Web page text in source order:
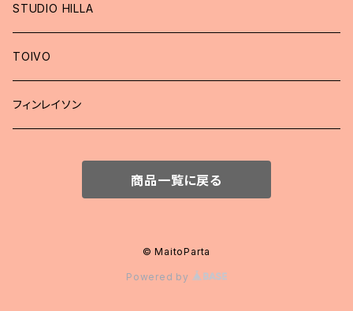
STUDIO HILLA
TOIVO
フィンレイソン
商品一覧に戻る
© MaitoParta
Powered by